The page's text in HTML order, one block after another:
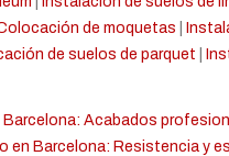
de moquetas
de suelos de parquet
Acabados
en Barcelona: Resistencia y